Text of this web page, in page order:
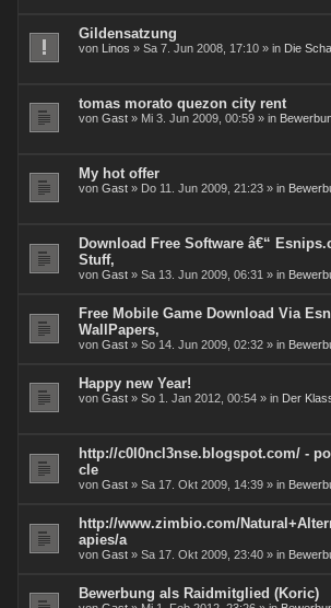
Gildensatzung
von Linos » Sa 7. Jun 2008, 17:10 » in Die
tomas morato quezon city rent
von Gast » Mi 3. Jun 2009, 00:59 » in
My hot offer
von Gast » Do 11. Jun 2009, 21:23 » in
Download Free Software â€“
Stuff,
von Gast » Sa 13. Jun 2009, 06:31 » in
Free Mobile Game Download Via
WallPapers,
von Gast » So 14. Jun 2009, 02:32 » in
Happy new Year!
von Gast » So 1. Jan 2012, 00:54 » in Der
http://c0l0ncl3nse.blogspot.com/ -
cle
von Gast » Sa 17. Okt 2009, 14:39 » in
http://www.zimbio.com/
apies/a
von Gast » Sa 17. Okt 2009, 23:40 » in
Bewerbung als Raidmitglied (Koric)